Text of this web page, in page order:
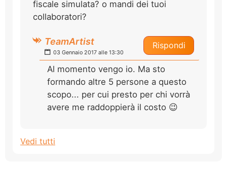
fiscale simulata? o mandi dei tuoi
collaboratori?
Rispondi
TeamArtist
03 Gennaio 2017 alle 13:30
Al momento vengo io. Ma sto
formando altre 5 persone a questo
scopo... per cui presto per chi vorrà
avere me raddoppierà il costo 😉
Vedi tutti